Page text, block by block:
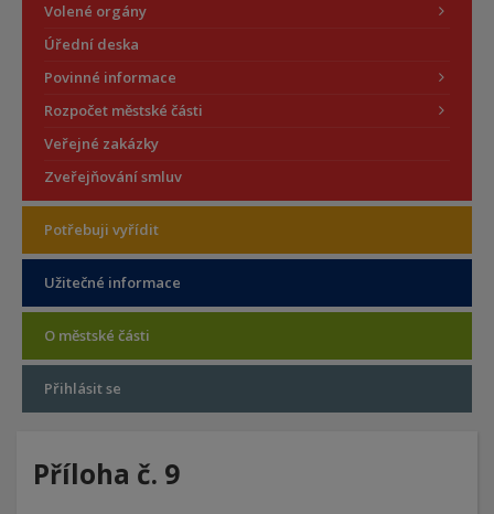
Volené orgány
Úřední deska
Povinné informace
Rozpočet městské části
Veřejné zakázky
Zveřejňování smluv
Potřebuji vyřídit
Užitečné informace
O městské části
Přihlásit se
Příloha č. 9